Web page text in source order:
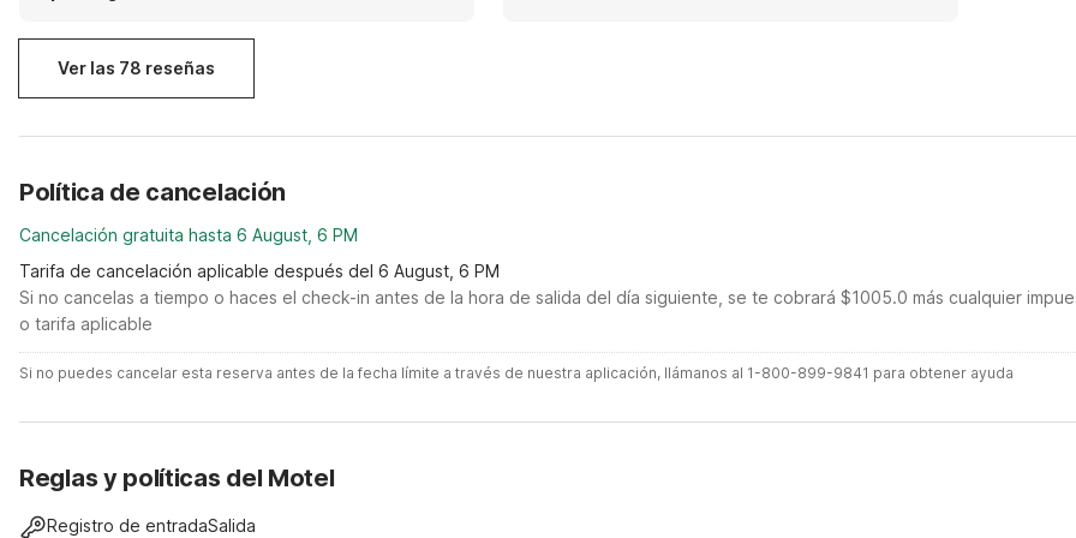
microwave and a refrigerator in the room.
Ver las 78 reseñas
Política de cancelación
Cancelación gratuita hasta 6 August, 6 PM
Tarifa de cancelación aplicable después del 6 August, 6 PM
Si no cancelas a tiempo o haces el check-in antes de la hora de salida del día siguiente, se te cobrará $1005.0 más cualquier
o tarifa aplicable
Si no puedes cancelar esta reserva antes de la fecha límite a través de nuestra aplicación, llámanos al 1-800-899-9841 para obtener ayuda
Reglas y políticas del Motel
Registro de entradaSalida